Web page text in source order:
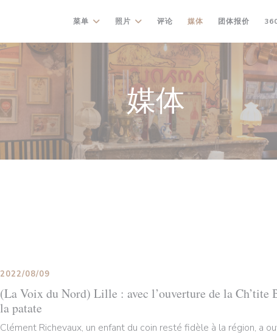
菜单 照片 评论 媒体 团体报价((在新
媒体
(La Voix du Nord) Lille : avec l’ouverture de la
la patate
2022/08/09
Clément Richevaux, un enfant du coin resté fidèle à la région, a